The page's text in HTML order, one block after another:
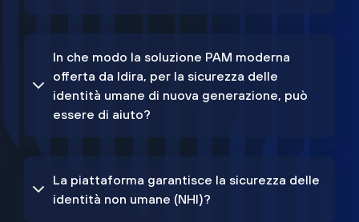
In che modo la soluzione PAM moderna
offerta da Idira, per la sicurezza delle
identità umane di nuova generazione, può
essere di aiuto?
La piattaforma garantisce la sicurezza delle
identità non umane (NHI)?